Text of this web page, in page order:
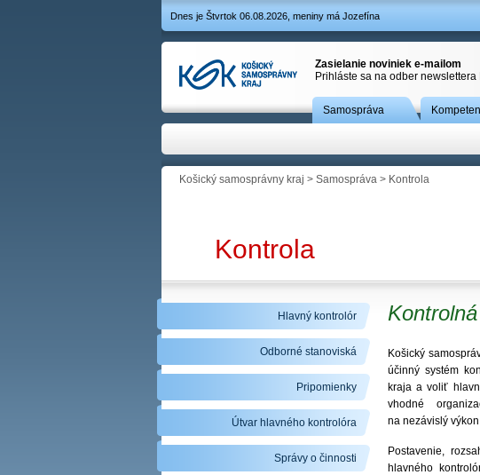
Dnes je Štvrtok 06.08.2026, meniny má Jozefína
Zasielanie noviniek e-mailom
Prihláste sa na odber newslettera
Samospráva
Košický samosprávny kraj > Samospráva > Kontrola
Kontrola
Košický
účinný systém
kraja a voliť
vhodné
na nezávislý
Postavenie,
hlavného
Hlavný kontrolór
Odborné stanoviská
Pripomienky
Útvar hlavného kontrolóra
Správy o činnosti